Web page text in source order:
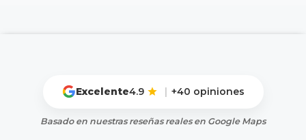
Excelente4.9 | +40 opiniones
Basado en nuestras reseñas reales en Google Maps